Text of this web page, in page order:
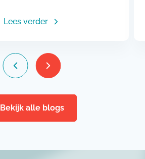
Lees verder
Bekijk alle blogs